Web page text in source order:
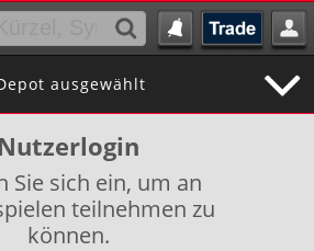
ausgewählt
Nutzerlogin
Sie sich ein, um an
teilnehmen zu
können.